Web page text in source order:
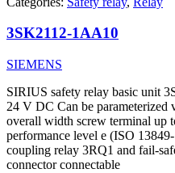
3SK2112-1AA10
SIEMENS
SIRIUS safety relay basic unit
24 V DC Can be
overall width screw terminal up
performance level e (ISO
coupling relay 3RQ1 and fail-
connector connectable